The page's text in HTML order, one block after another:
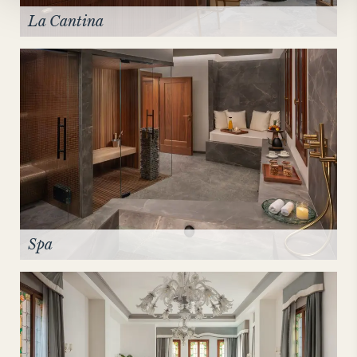
La Cantina
Spa